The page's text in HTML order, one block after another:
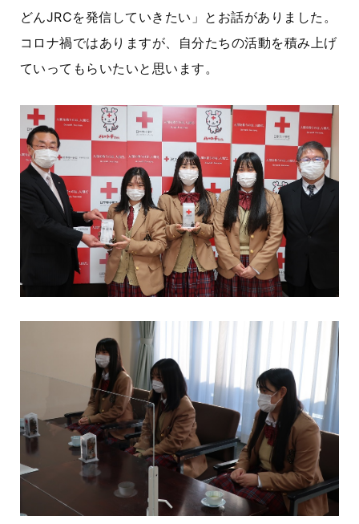
どんJRCを発信していきたい」とお話がありました。
コロナ禍ではありますが、自分たちの活動を積み上げ
ていってもらいたいと思います。